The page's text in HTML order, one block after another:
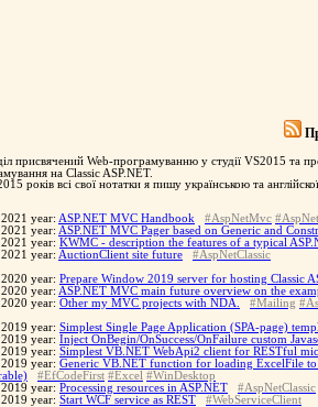
присвячений Web-програмуванню у студії VS2015 та
на Classic ASP.NET.
років всі свої нотатки я пишу українською та
2021 year: ASP.NET MVC Handbook #AspNetMvc
2021 year: ASP.NET MVC Pager based on Generic and
2021 year: KWMC - description the features of a typical
2021 year: AuctionClient site future
#AspNetClassic
2020 year: Prepare Window 2019 server for hosting Classic
2020 year: ASP.NET MVC main future overview on the
2020 year: Other my MVC projects with NDA. #Mailing
2019 year: Simplest Single Page Application (SPA-page)
2019 year: Inject OnBegin/OnSuccess/OnFailure custom
2019 year: Simplest VB.NET WebApi2 client for RESTful
2019 year: Generic VB.NET function for loading ExcelFile
#EfCodeFirst #Excel #WinDesktop
2019 year: Processing resources in ASP.NET
#AspNetClassic
2019 year: Start WCF service as REST
#WebServiceClient